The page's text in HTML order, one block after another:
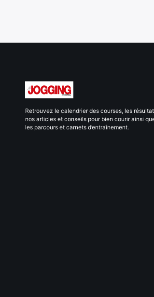
Retrouvez le calendrier des courses, les
nos articles et conseils pour bien courir ainsi
les parcours et carnets d’entraînement.